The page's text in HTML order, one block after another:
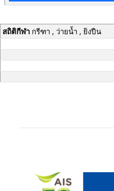
สถิติกีฬากรีฑา , ว่ายน้ำ , ยิงปืน